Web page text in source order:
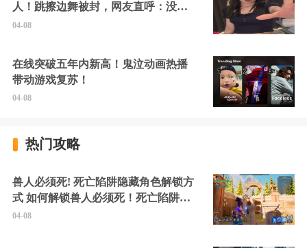
人！跳擦边舞被封，网友直呼：没边
硬擦封的好！
04-08
在线突破五年内新高！鬼泣动画热播
带动游戏复苏！
04-08
热门攻略
兽人必须死! 死亡陷阱隐藏角色解锁方
式 如何解锁兽人必须死！死亡陷阱中
的隐藏角色
04-08